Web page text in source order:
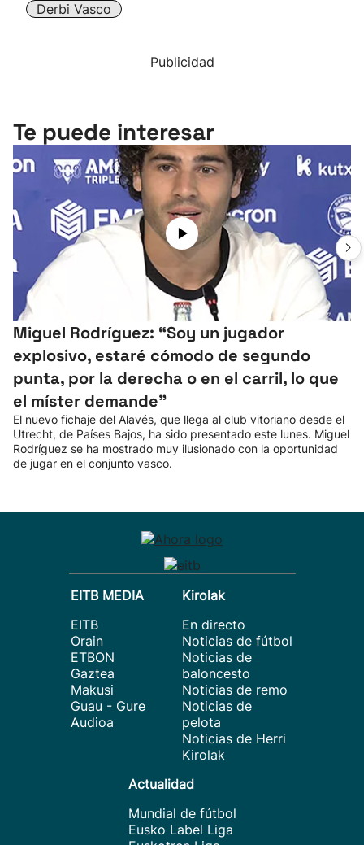
Derbi Vasco
Publicidad
Te puede interesar
Miguel Rodríguez: “Soy un jugador
explosivo, estaré cómodo de segundo
punta, por la derecha o en el carril, lo que
el míster demande”
El nuevo fichaje del Alavés, que llega al club vitoriano desde el
Utrecht, de Países Bajos, ha sido presentado este lunes. Miguel
Rodríguez se ha mostrado muy ilusionado con la oportunidad
de jugar en el conjunto vasco.
EITB MEDIA
EITB
Orain
ETBON
Gaztea
Makusi
Guau - Gure
Audioa
Kirolak
En directo
Noticias de fútbol
Noticias de
baloncesto
Noticias de remo
Noticias de
pelota
Noticias de Herri
Kirolak
Actualidad
Mundial de fútbol
Eusko Label Liga